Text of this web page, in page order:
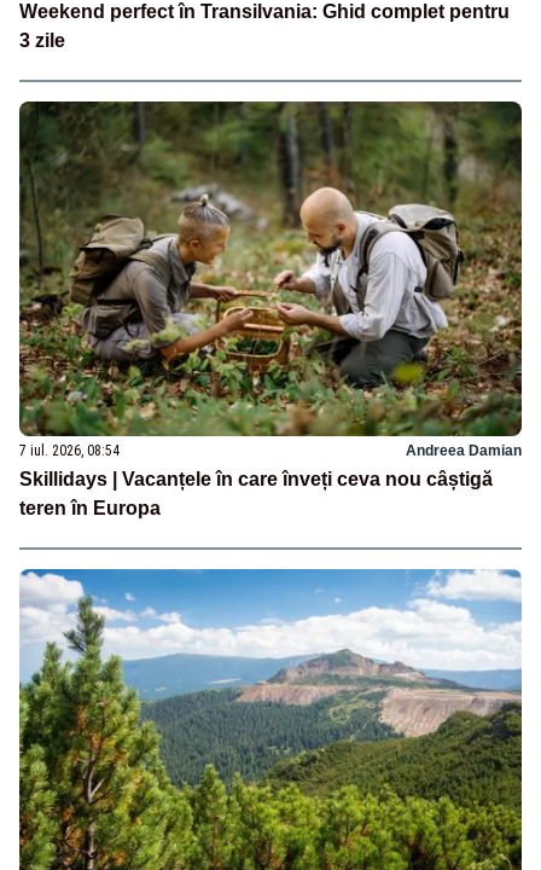
Weekend perfect în Transilvania: Ghid complet pentru
3 zile
7 iul. 2026, 08:54 Andreea Damian
Skillidays | Vacanțele în care înveți ceva nou câștigă
teren în Europa